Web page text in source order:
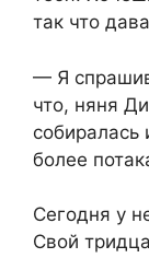
так что
— Я
что, няня
собиралась
более
Сегодня у
Свой